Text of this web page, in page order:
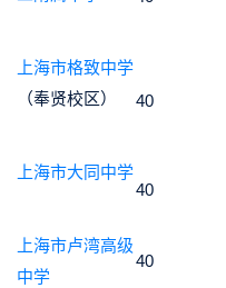
上海市格致中学
（奉贤校区）
40
上海市大同中学
40
上海市卢湾高级
中学
40